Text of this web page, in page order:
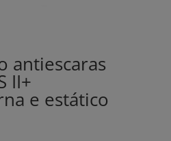
antiescaras
II+
e estático